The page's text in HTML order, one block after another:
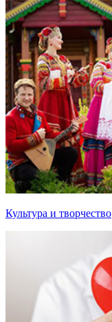
Культура и творчество